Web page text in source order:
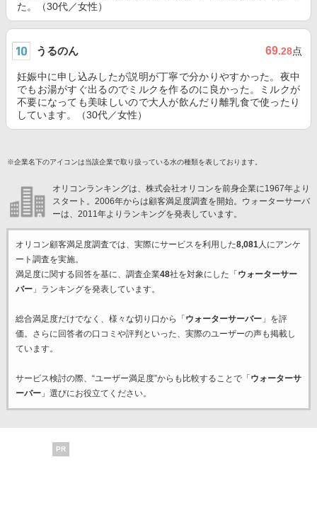
た。（30代／女性）
うるのん 69.28点
妊娠中に申し込みしたが説明が丁寧で分かりやすかった。夜中
でもお湯がすぐ出るのでミルクを作るのに良かった。ミルクが
不要になっても美味しいので大人が飲んだり離乳食で使ったり
しています。（30代／女性）
※企業名下のアイコンは当該企業で取り扱っている水の種類を表しております。
オリコンランキングは、株式会社オリコンを前身企業に1967年より
スタート。2006年からは顧客満足度調査を開始。ウォーターサーバ
ーは、2011年よりランキングを発表しています。
オリコン顧客満足度調査では、実際にサービスを利用した8,081人にアンケ
ート調査を実施。
満足度に関する回答を基に、調査企業48社を対象にした「 ウォーターサー
バー」ランキングを発表しています。
総合満足度だけでなく、様々な切り口から「 ウォーターサーバー」を評
価。さらに回答者の口コミや評判といった、実際のユーザーの声も掲載し
ています。
サービス検討の際、“ユーザー満足度”からも比較することで「 ウォーターサ
ーバー」選びにお役立てください。
PR